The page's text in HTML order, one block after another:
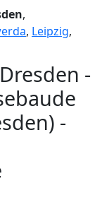
,
, Leipzig,
-
-